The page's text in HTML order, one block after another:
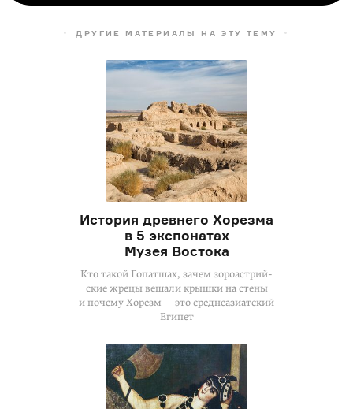
ДРУГИЕ МАТЕРИАЛЫ НА ЭТУ ТЕМУ
История древнего Хорезма
в 5 экспонатах
Музея Востока
Кто такой Гопатшах, зачем зороастрий­
ские жрецы вешали крышки на стены
и почему Хорезм — это среднеазиатский
Египет